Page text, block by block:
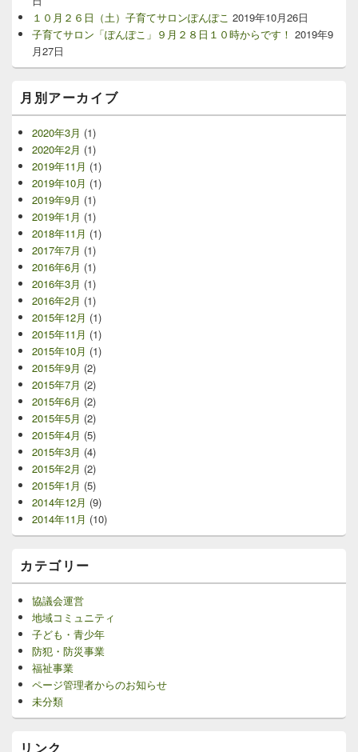
ウ
ィ
ェ
エ
リ
ア
１０月２６日（土）子育てサロンぽんぽこ 2019年10月26日
子育てサロン「ぽんぽこ」９月２８日１０時からです！ 2019年9
月27日
月別アーカイブ
2020年3月 (1)
2020年2月 (1)
2019年11月 (1)
2019年10月 (1)
2019年9月 (1)
2019年1月 (1)
2018年11月 (1)
2017年7月 (1)
2016年6月 (1)
2016年3月 (1)
2016年2月 (1)
2015年12月 (1)
2015年11月 (1)
2015年10月 (1)
2015年9月 (2)
2015年7月 (2)
2015年6月 (2)
2015年5月 (2)
2015年4月 (5)
2015年3月 (4)
2015年2月 (2)
2015年1月 (5)
2014年12月 (9)
2014年11月 (10)
カテゴリー
協議会運営
地域コミュニティ
子ども・青少年
防犯・防災事業
福祉事業
ページ管理者からのお知らせ
未分類
リンク